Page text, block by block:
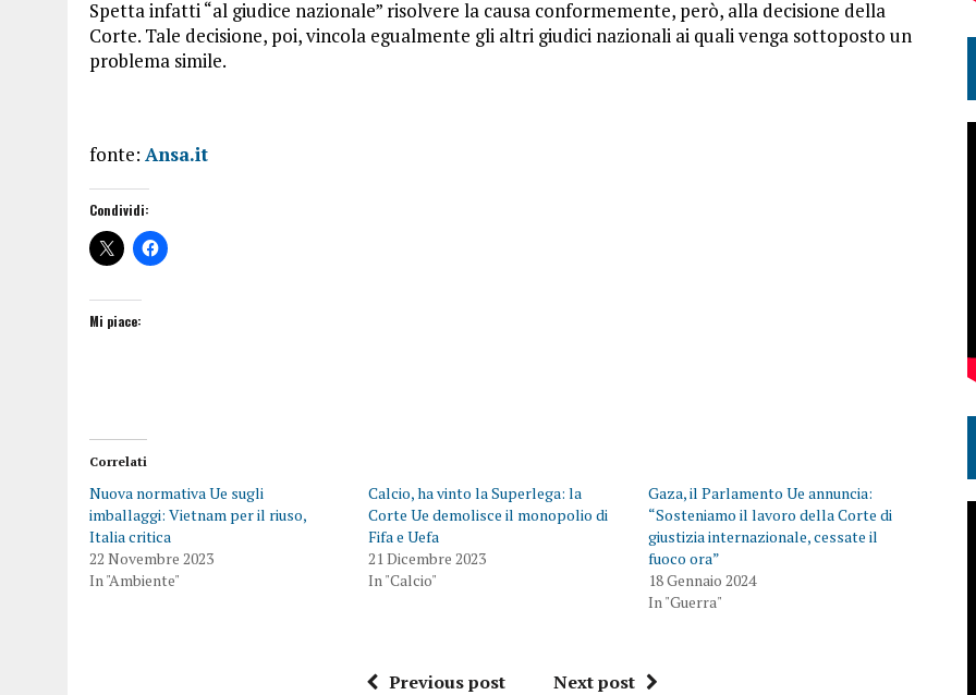
Spetta infatti “al giudice nazionale” risolvere la causa conformemente, però, alla decisione della
Corte. Tale decisione, poi, vincola egualmente gli altri giudici nazionali ai quali venga sottoposto un
problema simile.
fonte: Ansa.it
Condividi:
Mi piace:
Correlati
Nuova normativa Ue sugli
imballaggi: Vietnam per il riuso,
Italia critica
22 Novembre 2023
In "Ambiente"
Calcio, ha vinto la Superlega: la
Corte Ue demolisce il monopolio di
Fifa e Uefa
21 Dicembre 2023
In "Calcio"
Gaza, il Parlamento Ue annuncia:
“Sosteniamo il lavoro della Corte di
giustizia internazionale, cessate il
fuoco ora”
18 Gennaio 2024
In "Guerra"
Previous post Next post